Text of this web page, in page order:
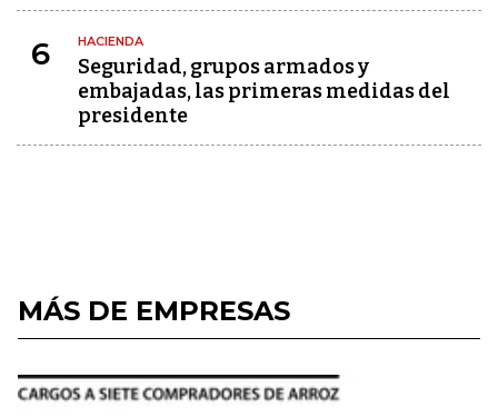
6 HACIENDA
Seguridad, grupos armados y
embajadas, las primeras medidas del
presidente
MÁS DE EMPRESAS